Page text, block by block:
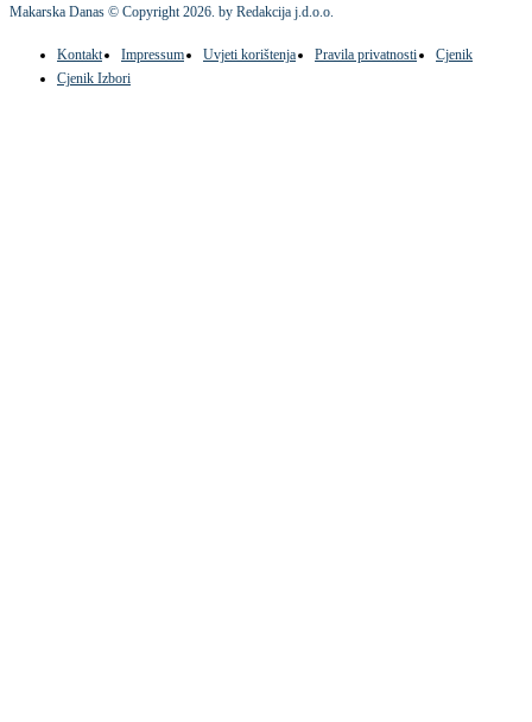
Makarska Danas © Copyright2026. by Redakcija j.d.o.o.
Kontakt Impressum Uvjeti korištenja Pravila privatnosti
Cjenik
Cjenik Izbori